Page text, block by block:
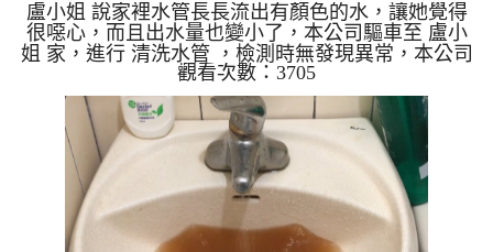
路 清洗水管
盧小姐 說家裡水管長長流出有顏色的水，讓她覺得
很噁心，而且出水量也變小了，本公司驅車至 盧小
姐 家，進行 清洗水管 ，檢測時無發現異常，本公司
架起 高周波水管清洗機，注入 檸檬酸液 至水管裡
面，等了約25分，開啟 水管清洗機 ，開啟 周波 模
式，開始把水管內的污垢及異物沖出來，一開始就噴
出黃黃的髒水，源源不絕，盧小姐看得花容失色，清
洗約一小時後，盧小姐 很高興可以正常用水了!! 如是
自來水，如水管老化，會產生鐵鏽跟泥沙堆積，洗出
來的水就會是咖啡色，地下水含有氧化錳，管壁上會
結成黑色管垢，洗...
觀看次數：3705